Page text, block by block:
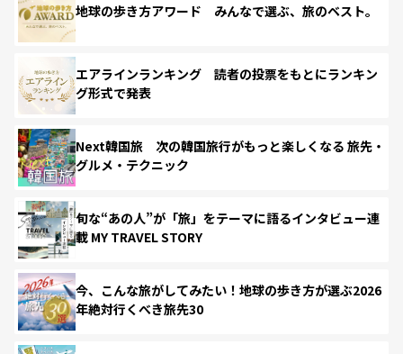
地球の歩き方アワード みんなで選ぶ、旅のベスト。
エアラインランキング 読者の投票をもとにランキン
グ形式で発表
Next韓国旅 次の韓国旅行がもっと楽しくなる 旅先・
グルメ・テクニック
旬な“あの人”が「旅」をテーマに語るインタビュー連
載 MY TRAVEL STORY
今、こんな旅がしてみたい！地球の歩き方が選ぶ2026
年絶対行くべき旅先30